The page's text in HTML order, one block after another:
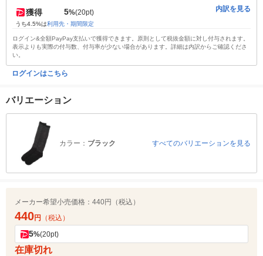
獲得 5%(20pt)
うち4.5%は利用先・期間限定
内訳を見る
ログイン&全額PayPay支払いで獲得できます。原則として税抜金額に対し付与されます。
表示よりも実際の付与数、付与率が少ない場合があります。詳細は内訳からご確認くださ
い。
ログインはこちら
バリエーション
カラー： ブラック すべてのバリエーションを見る
メーカー希望小売価格： 440円（税込）
440円 （税込）
5%(20pt)
在庫切れ